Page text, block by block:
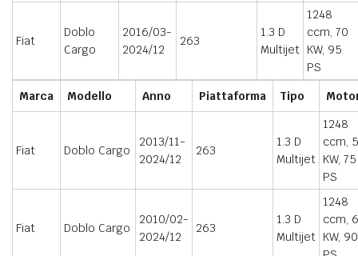
Fiat
Doblo
Cargo
2016/03-
2024/12
263
1.3 D
Multijet
1248
ccm, 70
KW, 95
PS
Marca
Modello Anno Piattaforma Tipo
Fiat Doblo Cargo
2013/11-
2024/12
263
1.3 D
Multijet
1248
ccm,
KW, 75
PS
Fiat Doblo Cargo
2010/02-
2024/12
263
1.3 D
Multijet
1248
ccm,
KW, 90